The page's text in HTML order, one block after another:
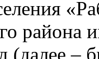
района
(далее –